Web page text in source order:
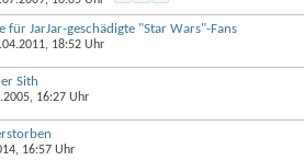
für JarJar-geschädigte "Star Wars"-Fans
18:52 Uhr
Sith
16:27 Uhr
16:57 Uhr